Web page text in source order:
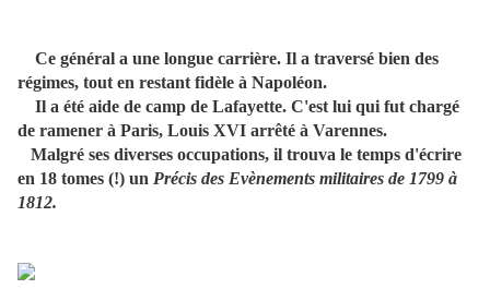
Ce général a une longue carrière. Il a traversé bien des
régimes, tout en restant fidèle à Napoléon.
Il a été aide de camp de Lafayette. C'est lui qui fut chargé
de ramener à Paris, Louis XVI arrêté à Varennes.
Malgré ses diverses occupations, il trouva le temps d'écrire
en 18 tomes (!) un Précis des Evènements militaires de 1799 à
1812.